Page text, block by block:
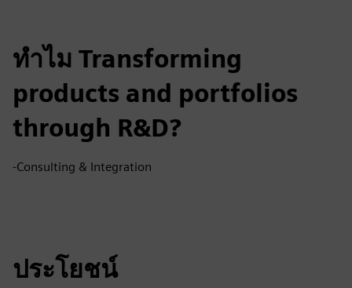
ทำไม Transforming
products and portfolios
through R&D?
-Consulting & Integration
ประโยชน์